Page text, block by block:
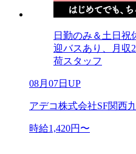
日勤のみ＆土日祝
迎バスあり、月収
荷スタッフ
08月07日UP
アデコ株式会社SF関西
時給1,420円〜